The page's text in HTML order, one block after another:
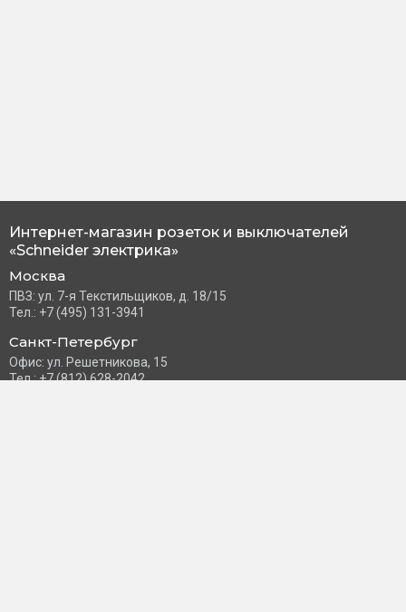
Интернет-магазин розеток и выключателей
«Schneider электрика»
Москва
ПВЗ: ул. 7-я Текстильщиков, д. 18/15
Тел.: +7 (495) 131-3941
Санкт-Петербург
Офис: ул. Решетникова, 15
Тел.: +7 (812) 628-2042